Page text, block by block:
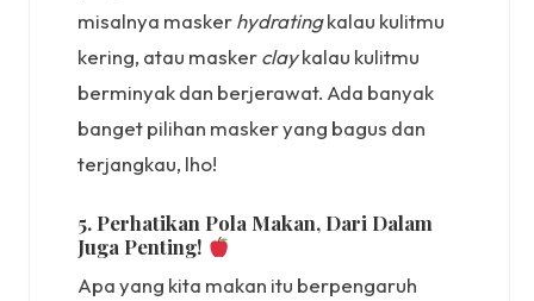
misalnya maskerhydratingkalau kulitmu
kering, atau maskerclaykalau kulitmu
berminyak dan berjerawat. Ada banyak
banget pilihan masker yang bagus dan
terjangkau, lho!
5. Perhatikan Pola Makan, Dari Dalam
Juga Penting!
Apa yang kita makan itu berpengaruh